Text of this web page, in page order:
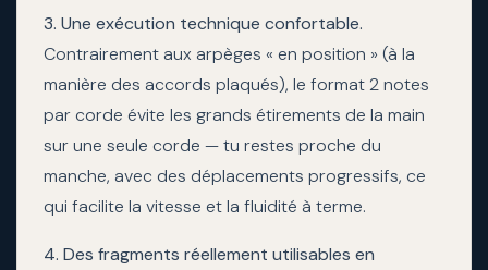
3. Une exécution technique confortable.
Contrairement aux arpèges « en position » (à la
manière des accords plaqués), le format 2 notes
par corde évite les grands étirements de la main
sur une seule corde — tu restes proche du
manche, avec des déplacements progressifs, ce
qui facilite la vitesse et la fluidité à terme.
4. Des fragments réellement utilisables en